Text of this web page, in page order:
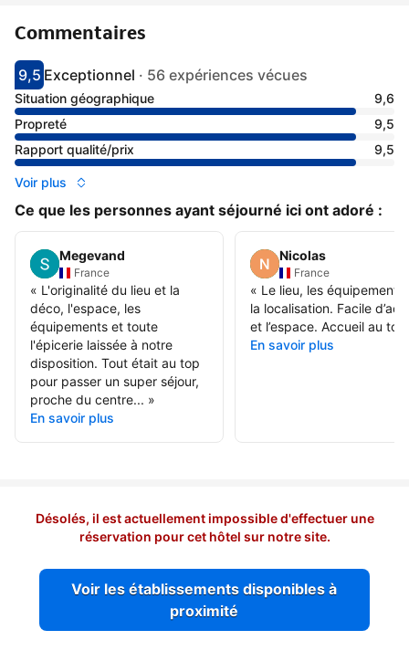
Commentaires
Avec une note de 9.5
9,5
exceptionnel
Exceptionnel · 56 expériences vécues
Situation géographique
9,6
Propreté
9,5
Rapport qualité/prix
9,5
Voir plus
Ce que les personnes ayant séjourné ici ont adoré :
Megevand
France
« L'originalité du lieu et la
déco, l'espace, les
équipements et toute
l'épicerie laissée à notre
disposition. Tout était au top
pour passer un super séjour,
proche du centre... »
En savoir plus
Nicolas
France
« Le lieu, les équipements
la localisation. Facile
et l’espace. Accueil au top
En savoir plus
Désolés, il est actuellement impossible d'effectuer une
réservation pour cet hôtel sur notre site.
Voir les établissements disponibles à
proximité